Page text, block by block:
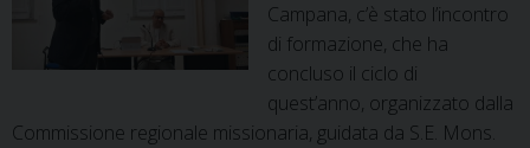
Campana, c’è stato l’incontro
di formazione, che ha
concluso il ciclo di
quest’anno, organizzato dalla
Commissione regionale missionaria, guidata da S.E. Mons.